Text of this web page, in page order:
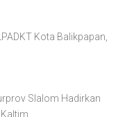
Kota Balikpapan,
Slalom Hadirkan